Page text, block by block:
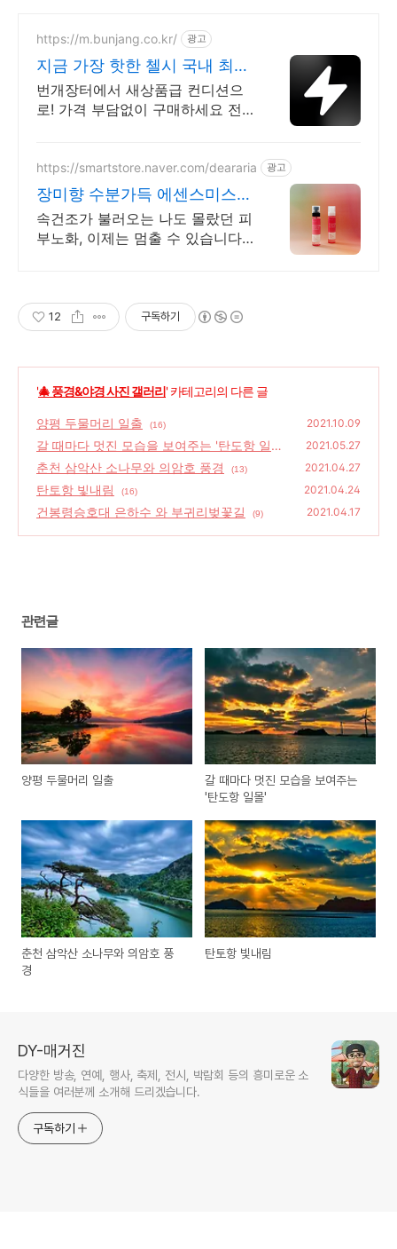
https://m.bunjang.co.kr/ 광고
지금 가장 핫한 첼시 국내 최대
브랜드 중고거래
번개장터에서 새상품급 컨디션으
로! 가격 부담없이 구매하세요 전
품 업로드
https://smartstore.naver.com/deararia 광고
장미향 수분가득 에센스미스트
정제수가 아닌 장미꽃수
속건조가 불러오는 나도 몰랐던 피
부노화, 이제는 멈출 수 있습니다.
12 구독하기
'🎄 풍경&야경 사진 갤러리' 카테고리의 다른 글
양평 두물머리 일출 (16) 2021.10.09
갈 때마다 멋진 모습을 보여주는 '탄도항 일몰'
(16)
2021.05.27
춘천 삼악산 소나무와 의암호 풍경 (13) 2021.04.27
탄토항 빛내림 (16) 2021.04.24
건봉령승호대 은하수 와 부귀리벚꽃길 (9) 2021.04.17
관련글
양평 두물머리 일출
갈 때마다 멋진 모습을 보여주는
'탄도항 일몰'
춘천 삼악산 소나무와 의암호 풍
경
탄토항 빛내림
DY-매거진
다양한 방송, 연예, 행사, 축제, 전시, 박람회 등의 흥미로운 소
식들을 여러분께 소개해 드리겠습니다.
구독하기